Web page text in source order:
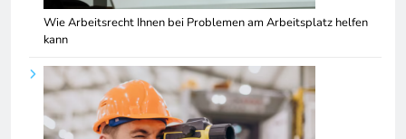
Wie Arbeitsrecht Ihnen bei Problemen am Arbeitsplatz helfen
kann